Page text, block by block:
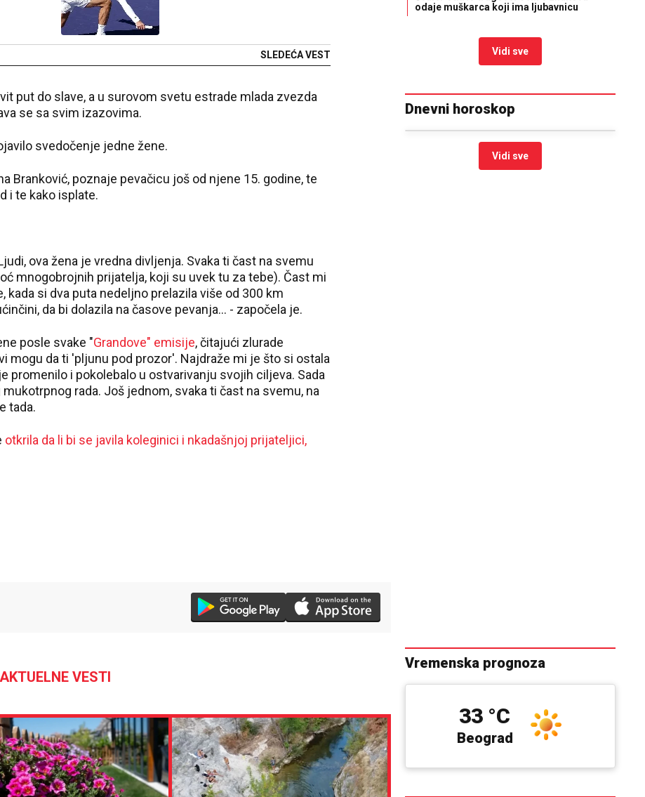
SLEDEĆA VEST
put do slave, a u surovom svetu estrade mlada zvezda
se sa svim izazovima.
svedočenje jedne žene.
Branković, poznaje pevačicu još od njene 15. godine, te
i te kako isplate.
ova žena je vredna divljenja. Svaka ti čast na svemu
mnogobrojnih prijatelja, koji su uvek tu za tebe). Čast mi
si dva puta nedeljno prelazila više od 300 km
da bi dolazila na časove pevanja... - započela je.
posle svake "Grandove" emisije, čitajući zlurade
mogu da ti 'pljunu pod prozor'. Najdraže mi je što si ostala
promenilo i pokolebalo u ostvarivanju svojih ciljeva. Sada
rada. Još jednom, svaka ti čast na svemu, na
tada.
otkrila da li bi se javila koleginici i nkadašnjoj prijateljici,
VESTI
odaje muškarca koji ima ljubavnicu
Vidi sve
Dnevni horoskop
Vidi sve
Vremenska prognoza
Loznica
30 °C
Beograd
33 °C